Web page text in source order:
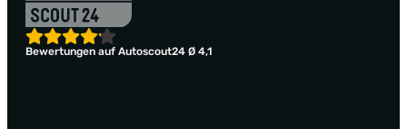
Bewertungen auf Autoscout24 Ø 4,1